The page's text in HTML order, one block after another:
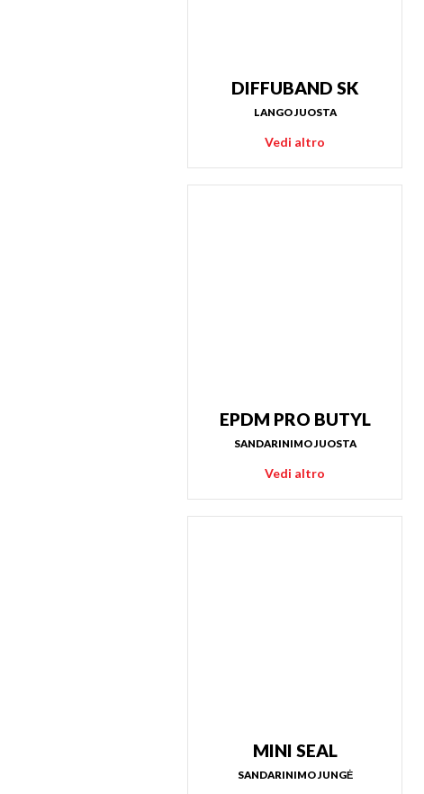
DIFFUBAND SK
LANGO JUOSTA
Vedi altro
EPDM PRO BUTYL
SANDARINIMO JUOSTA
Vedi altro
MINI SEAL
SANDARINIMO JUNGĖ